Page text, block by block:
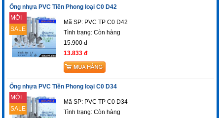
Ống nhựa PVC Tiền Phong loại C0 D42
MỚI
SALE
Mã SP: PVC TP C0 D42
Tình trạng:Còn hàng
15.900 đ
13.833 đ
Ống nhựa PVC Tiền Phong loại C0 D34
MỚI
SALE
Mã SP: PVC TP C0 D34
Tình trạng:Còn hàng